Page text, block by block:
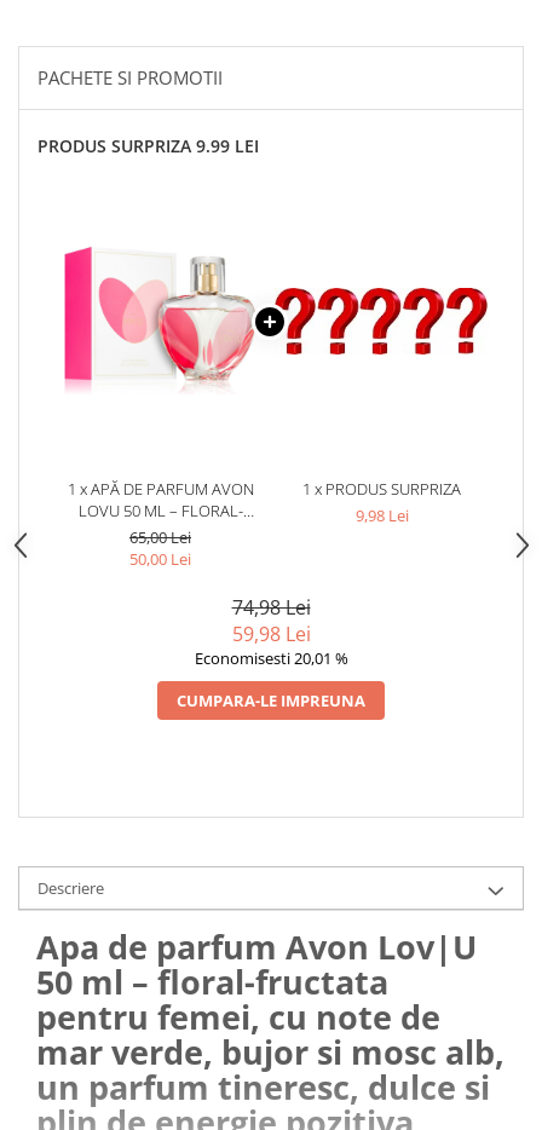
PACHETE SI PROMOTII
PRODUS SURPRIZA 9.99 LEI
1 x APĂ DE PARFUM AVON
LOVU 50 ML – FLORAL-
FRUCTATĂ PENTRU FEMEI, CU
NOTE DE MĂR VERDE, BUJOR
TINERESC, DULCE ȘI PLIN DE
65,00 Lei
50,00 Lei
1 x PRODUS SURPRIZA
9,98 Lei
74,98 Lei
59,98 Lei
Economisesti 20,01 %
CUMPARA-LE IMPREUNA
Descriere
Apa de parfum Avon Lov|U
50 ml – floral-fructata
pentru femei, cu note de
mar verde, bujor si mosc alb,
un parfum tineresc, dulce si